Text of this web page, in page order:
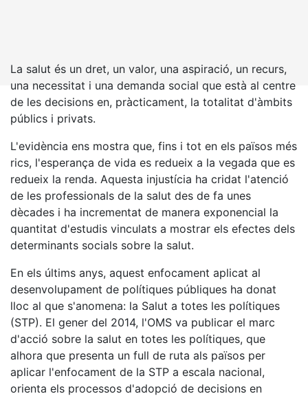
La salut és un dret, un valor, una aspiració, un recurs,
una necessitat i una demanda social que està al centre
de les decisions en, pràcticament, la totalitat d'àmbits
públics i privats.
L'evidència ens mostra que, fins i tot en els països més
rics, l'esperança de vida es redueix a la vegada que es
redueix la renda. Aquesta injustícia ha cridat l'atenció
de les professionals de la salut des de fa unes
dècades i ha incrementat de manera exponencial la
quantitat d'estudis vinculats a mostrar els efectes dels
determinants socials sobre la salut.
En els últims anys, aquest enfocament aplicat al
desenvolupament de polítiques públiques ha donat
lloc al que s'anomena: la Salut a totes les polítiques
(STP). El gener del 2014, l'OMS va publicar el marc
d'acció sobre la salut en totes les polítiques, que
alhora que presenta un full de ruta als països per
aplicar l'enfocament de la STP a escala nacional,
orienta els processos d'adopció de decisions en